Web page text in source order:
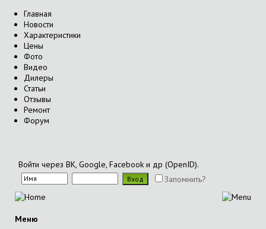
Главная
Новости
Характеристики
Цены
Фото
Видео
Дилеры
Статьи
Отзывы
Ремонт
Форум
Войти через ВК, Google, Facebook и др (OpenID).
Запомнить?
Меню